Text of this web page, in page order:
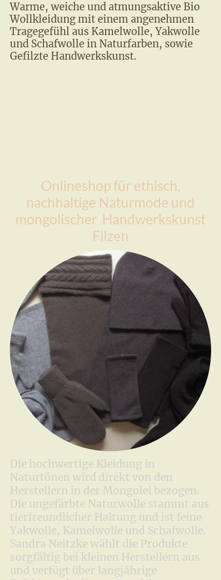
Warme, weiche und atmungsaktive Bio
Wollkleidung mit einem angenehmen
Tragegefühl aus Kamelwolle, Yakwolle
und Schafwolle in Naturfarben, sowie
Gefilzte Handwerkskunst.
Onlineshop für ethisch,
nachhaltige Naturmode und
mongolischer Handwerkskunst
Filzen
Die hochwertige Kleidung in
Naturtönen wird direkt von den
Herstellern in der Mongolei bezogen.
Die ungefärbte Naturwolle stammt aus
tierfreundlicher Haltung und ist feine
Yakwolle, Kamelwolle und Schafwolle.
Sandra Neitzke wählt die Produkte
sorgfältig bei kleinen Herstellern aus
und verfügt über langjährige